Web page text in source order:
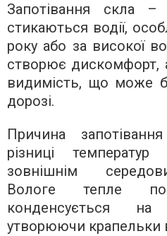
Запотівання скла
стикаються водії,
року або за високої
створює дискомфорт,
видимість, що може
дорозі.
Причина
різниці
зовнішнім
Вологе тепле
конденсується
утворюючи крапельки